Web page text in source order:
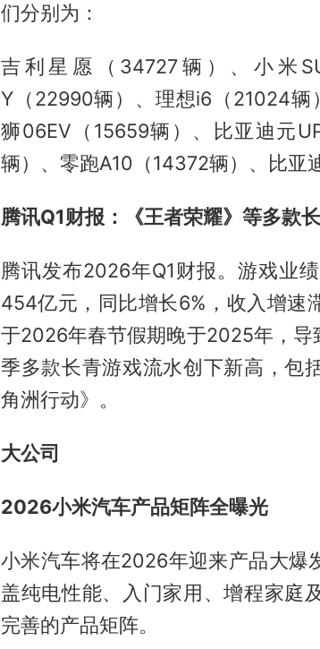
们分别为：
吉利星愿（34727辆）、小米
Y（22990辆）、理想i6（21024辆
狮06EV（15659辆）、比亚迪元
辆）、零跑A10（14372辆）、比亚
腾讯Q1财报：《王者荣耀》等多款
腾讯发布2026年Q1财报。游戏业
454亿元，同比增长6%，收入增速
于2026年春节假期晚于2025年，
季多款长青游戏流水创下新高，包
角洲行动》。
大公司
2026小米汽车产品矩阵全曝光
小米汽车将在2026年迎来产品大爆
盖纯电性能、入门家用、增程家庭
完善的产品矩阵。